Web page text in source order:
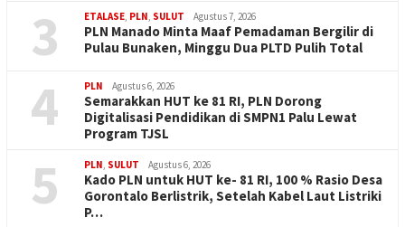
3 ETALASE, PLN, SULUT Agustus 7, 2026
PLN Manado Minta Maaf Pemadaman Bergilir di
Pulau Bunaken, Minggu Dua PLTD Pulih Total
4 PLN Agustus 6, 2026
Semarakkan HUT ke 81 RI, PLN Dorong
Digitalisasi Pendidikan di SMPN1 Palu Lewat
Program TJSL
5 PLN, SULUT Agustus 6, 2026
Kado PLN untuk HUT ke- 81 RI, 100 % Rasio Desa
Gorontalo Berlistrik, Setelah Kabel Laut Listriki
P…